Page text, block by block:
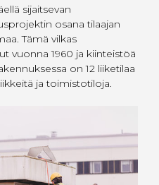
sijaitsevan
osana tilaajan
Tämä vilkas
vuonna 1960 ja kiinteistöä
on 12 liiketilaa
ja toimistotiloja.